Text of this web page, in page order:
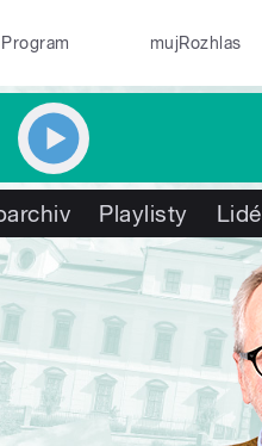
Program mujRozhlas
Playlisty Lidé